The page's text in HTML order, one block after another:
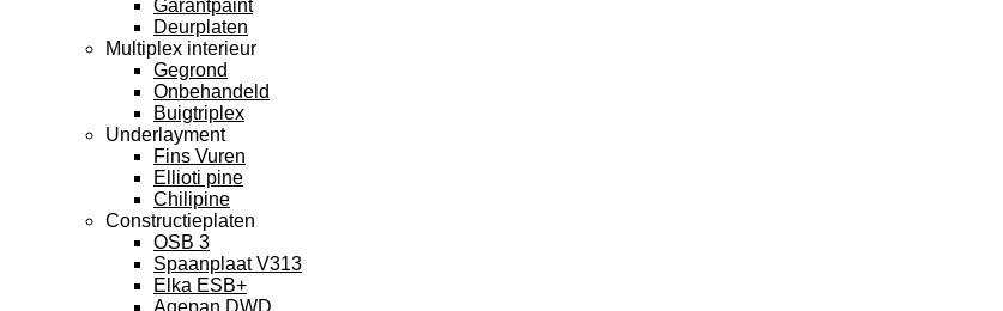
Garantpaint
Deurplaten
Multiplex interieur
Gegrond
Onbehandeld
Buigtriplex
Underlayment
Fins Vuren
Ellioti pine
Chilipine
Constructieplaten
OSB 3
Spaanplaat V313
Elka ESB+
Agepan DWD